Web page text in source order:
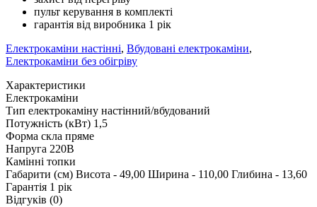
пульт керування в комплекті
гарантія від виробника 1 рік
Електрокаміни настінні, Вбудовані електрокаміни,
Електрокаміни без обігріву
Характеристики
Електрокаміни
Тип електрокаміну настінний/вбудований
Потужність (кВт) 1,5
Форма скла пряме
Напруга 220В
Камінні топки
Габарити (см) Висота - 49,00 Ширина - 110,00 Глибина - 13,60
Гарантія 1 рік
Відгуків (0)